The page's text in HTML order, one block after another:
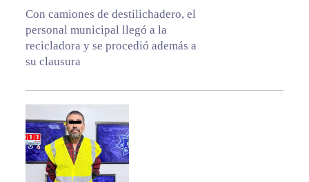
Con camiones de destilichadero, el
personal municipal llegó a la
recicladora y se procedió además a
su clausura